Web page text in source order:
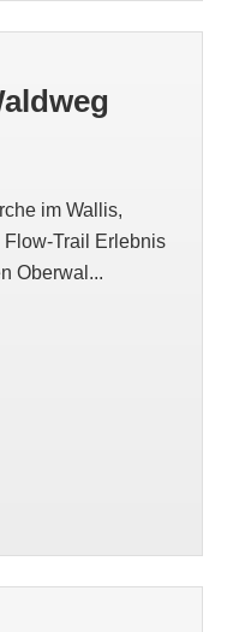
im Wallis,
Trail Erlebnis
Oberwal...